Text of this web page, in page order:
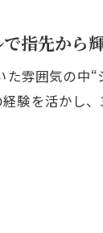
指先から
雰囲気の中“
験を活かし